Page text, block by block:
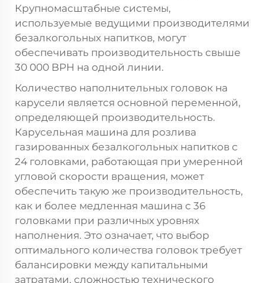
Крупномасштабные системы,
используемые ведущими производителями
безалкогольных напитков, могут
обеспечивать производительность свыше
30 000 BPH на одной линии.
Количество наполнительных головок на
карусели является основной переменной,
определяющей производительность.
Карусельная машина для розлива
газированных безалкогольных напитков с
24 головками, работающая при умеренной
угловой скорости вращения, может
обеспечить такую же производительность,
как и более медленная машина с 36
головками при различных уровнях
наполнения. Это означает, что выбор
оптимального количества головок требует
балансировки между капитальными
затратами, сложностью технического